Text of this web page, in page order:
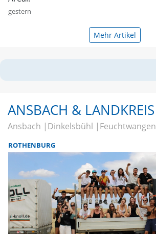
gestern
Mehr Artikel
ANSBACH & LANDKREIS
Ansbach Dinkelsbühl Feuchtwangen
ROTHENBURG